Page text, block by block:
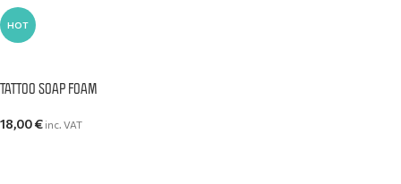
HOT
TATTOO SOAP FOAM
18,00€ inc. VAT